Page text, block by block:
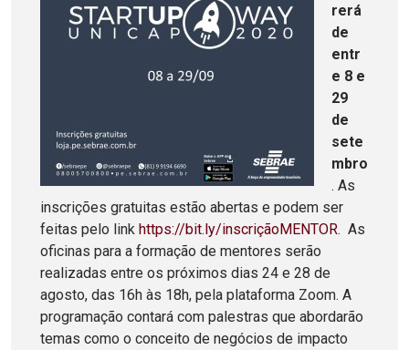
rerá
de
entr
e 8 e
29
de
sete
mbro
. As
inscrições gratuitas estão abertas e podem ser
feitas pelo link https://bit.ly/inscriçãoMENTOR. As
oficinas para a formação de mentores serão
realizadas entre os próximos dias 24 e 28 de
agosto, das 16h às 18h, pela plataforma Zoom. A
programação contará com palestras que abordarão
temas como o conceito de negócios de impacto